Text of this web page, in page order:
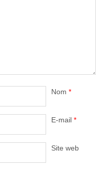
Nom *
E-mail *
Site web